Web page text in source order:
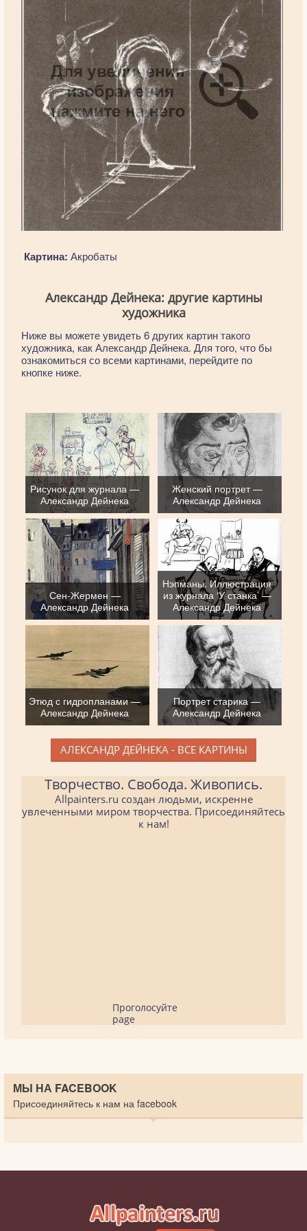
Картина: Акробаты
Александр Дейнека: другие картины
художника
Ниже вы можете увидеть 6 других картин такого
художника, как Александр Дейнека. Для того, что бы
ознакомиться со всеми картинами, перейдите по
кнопке ниже.
Рисунок для журнала —
Александр Дейнека
Женский портрет —
Александр Дейнека
Сен-Жермен —
Александр Дейнека
Нэпманы. Иллюстрация
из журнала ‘У станка’ —
Александр Дейнека
Этюд с гидропланами —
Александр Дейнека
Портрет старика —
Александр Дейнека
АЛЕКСАНДР ДЕЙНЕКА - ВСЕ КАРТИНЫ
Творчество. Свобода. Живопись.
Allpainters.ru создан людьми, искренне
увлеченными миром творчества. Присоединяйтесь
к нам!
Проголосуйте
page
МЫ НА FACEBOOK
Присоединяйтесь к нам на facebook